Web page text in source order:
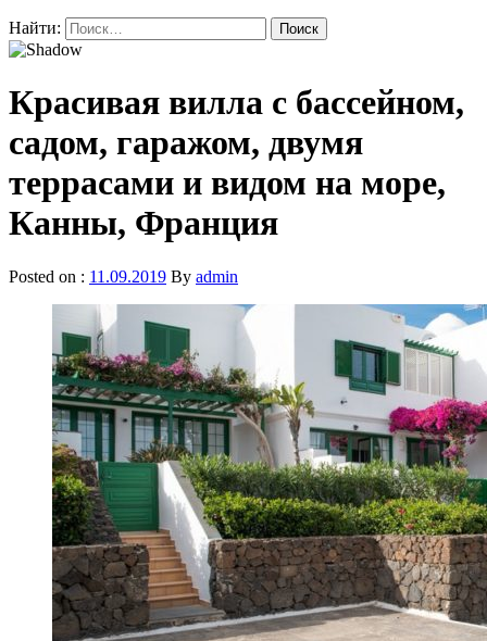
Найти:
Красивая вилла с бассейном,
садом, гаражом, двумя
террасами и видом на море,
Канны, Франция
Posted on : 11.09.2019 By admin